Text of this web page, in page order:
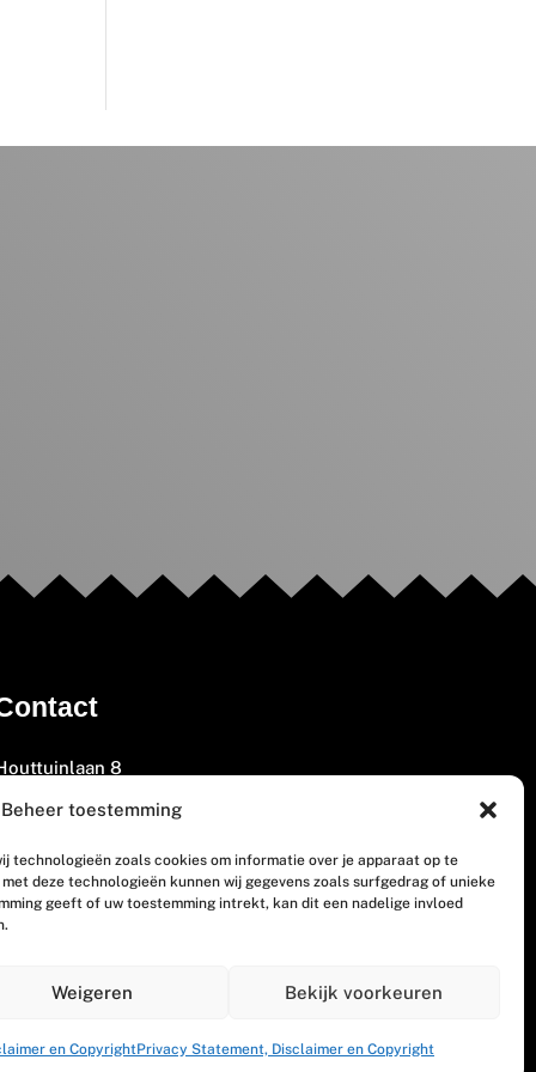
Beheer toestemming
technologieën zoals cookies om informatie over je apparaat op te
deze technologieën kunnen wij gegevens zoals surfgedrag of unieke
geeft of uw toestemming intrekt, kan dit een nadelige invloed
Weigeren Bekijk voorkeuren
en CopyrightPrivacy Statement, Disclaimer en Copyright
8
GM Woerden
405 200
disclaimer en copyright